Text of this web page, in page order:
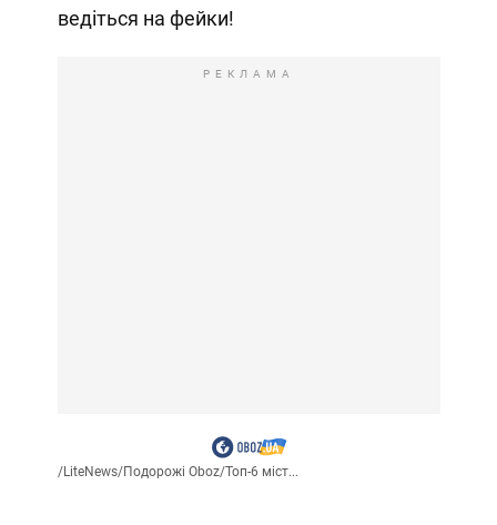
ведіться на фейки!
РЕКЛАМА
/LiteNews/Подорожі Oboz/Топ-6 міст...